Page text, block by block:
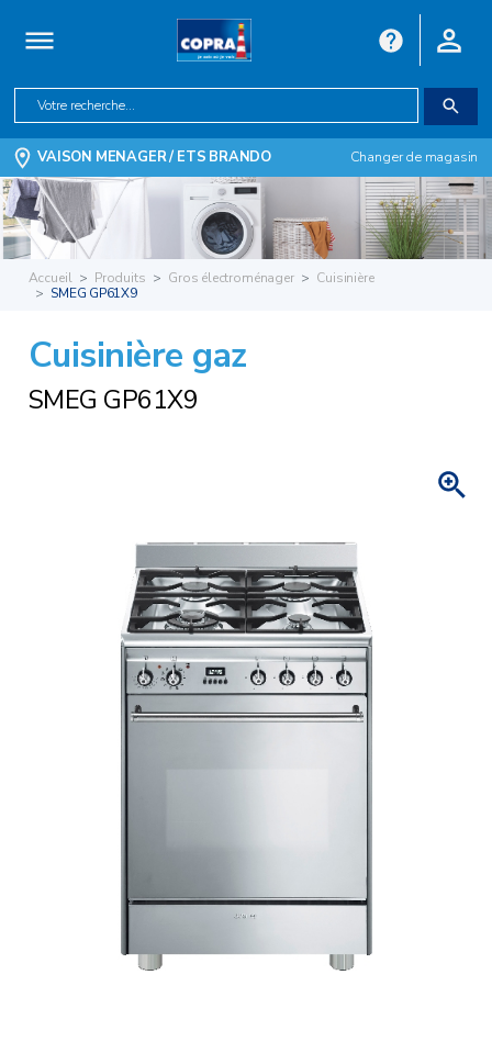
VAISON MENAGER / ETS BRANDO Changer de magasin
Accueil Produits Gros électroménager
Cuisinière
SMEG GP61X9
Cuisinière gaz
SMEG GP61X9